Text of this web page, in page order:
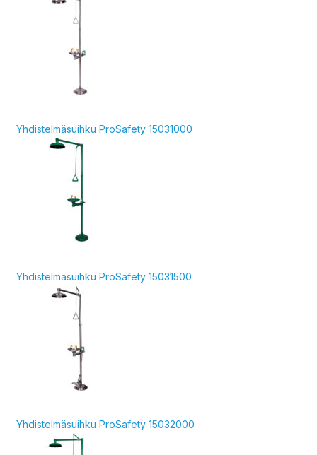
Yhdistelmäsuihku ProSafety 15031000
Yhdistelmäsuihku ProSafety 15031500
Yhdistelmäsuihku ProSafety 15032000